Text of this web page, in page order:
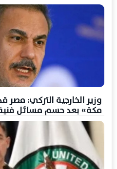
وزير الخارجية التركي:
مكة» بعد حسم مسائل